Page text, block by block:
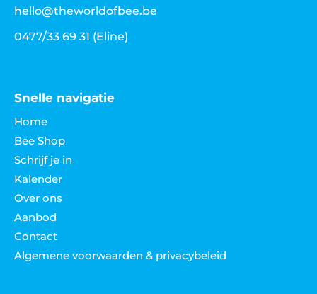
hello@theworldofbee.be
0477/33 69 31 (Eline)
Snelle navigatie
Home
Bee Shop
Schrijf je in
Kalender
Over ons
Aanbod
Contact
Algemene voorwaarden & privacybeleid